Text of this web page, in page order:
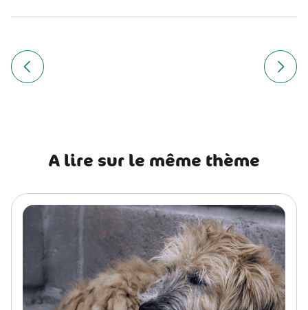
Navigation
de
Article précédent Rottweiler : histoire, caractère, Article
A lire sur le même thème